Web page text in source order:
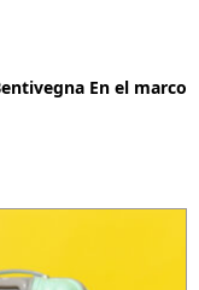
En el marco